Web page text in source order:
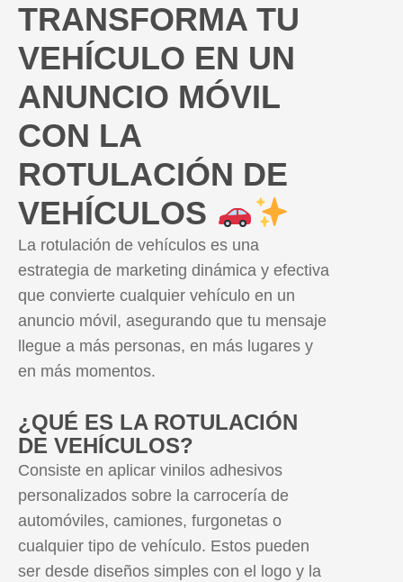
TRANSFORMA TU
VEHÍCULO EN UN
ANUNCIO MÓVIL
CON LA
ROTULACIÓN DE
VEHÍCULOS
La rotulación de vehículos es una
estrategia de marketing dinámica y efectiva
que convierte cualquier vehículo en un
anuncio móvil, asegurando que tu mensaje
llegue a más personas, en más lugares y
en más momentos.
¿QUÉ ES LA ROTULACIÓN
DE VEHÍCULOS?
Consiste en aplicar vinilos adhesivos
personalizados sobre la carrocería de
automóviles, camiones, furgonetas o
cualquier tipo de vehículo. Estos pueden
ser desde diseños simples con el logo y la